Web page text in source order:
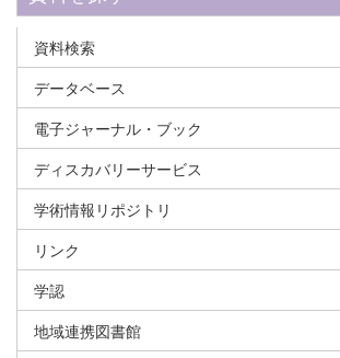
資料検索
データベース
電子ジャーナル・ブック
ディスカバリーサービス
学術情報リポジトリ
リンク
学認
地域連携図書館